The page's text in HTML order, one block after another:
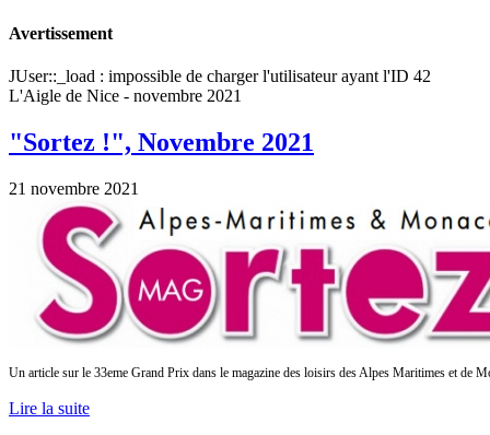
Avertissement
JUser::_load : impossible de charger l'utilisateur ayant l'ID 42
L'Aigle de Nice - novembre 2021
"Sortez !", Novembre 2021
21 novembre 2021
Un article sur le 33eme Grand Prix dans le magazine des loisirs des Alpes Maritimes et de
Lire la suite